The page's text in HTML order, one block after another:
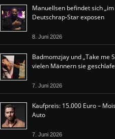
Manuellsen befindet sich
Deutschrap-Star exposen
8. Juni 2026
Badmomzjay und „Take me
vielen Männern sie
7. Juni 2026
Kaufpreis: 15.000 Euro –
Auto
7. Juni 2026